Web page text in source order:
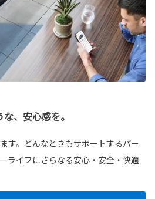
、安心感を。
す。どんなときもサポートするパー
ライフにさらなる安心・安全・快適